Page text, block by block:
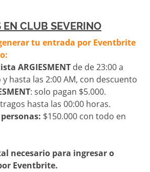
EN CLUB SEVERINO
tu entrada por Eventbrite
ARGIESMENT de de 23:00 a
hasta las 2:00 AM, con descuento
: solo pagan $5.000.
hasta las 00:00 horas.
$150.000 con todo en
necesario para ingresar o
Eventbrite.